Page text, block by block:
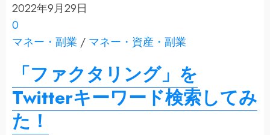
2022年9月29日
0
マネー・副業 / マネー・資産・副業
「ファクタリング」を
Twitterキーワード検索してみ
た！